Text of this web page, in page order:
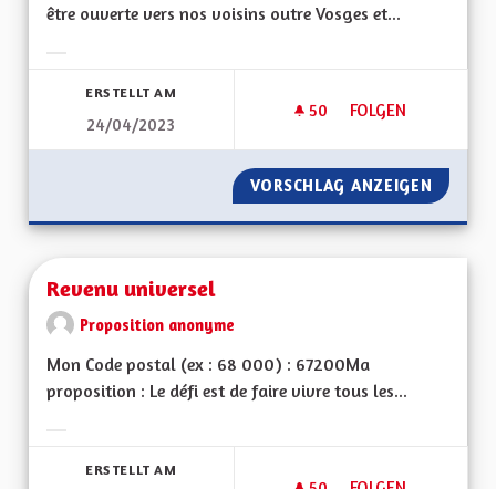
être ouverte vers nos voisins outre Vosges et...
ERSTELLT AM
24/04/2023
50 50 FOLLOWER
FOLGEN
TOTALEMENT
VORSCHLAG ANZEIGEN
Revenu universel
Proposition anonyme
Mon Code postal (ex : 68 000) : 67200Ma
proposition : Le défi est de faire vivre tous les...
ERSTELLT AM